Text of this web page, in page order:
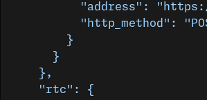
"address":
"http_method":
        }
      }
    },
    "rtc": {